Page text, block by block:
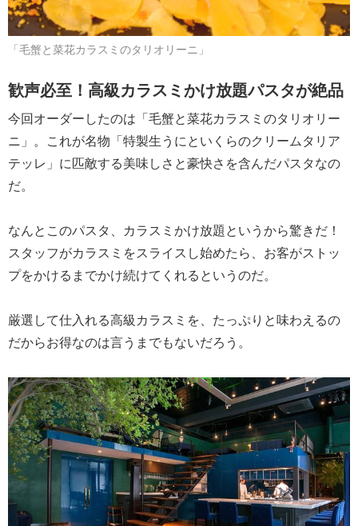
「毛蟹と菜花カラスミのタリオリーニ」
歓声必至！高級カラスミかけ放題パスタが絶品
今回オーダーしたのは「毛蟹と菜花カラスミのタリオリー
ニ」。これが名物「特製生うにといくらのクリームタリア
テッレ」に匹敵する美味しさと豪快さを含んだパスタなの
だ。
なんとこのパスタ、カラスミかけ放題というから驚きだ！
スタッフがカラスミをスライスし始めたら、お客がストッ
プをかけるまでかけ続けてくれるというのだ。
厳選して仕入れる高級カラスミを、たっぷりと味わえるの
だからお得なのは言うまでもないだろう。